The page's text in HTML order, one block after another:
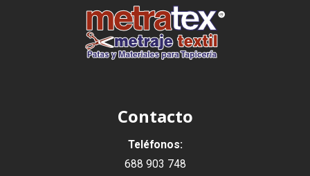
Contacto
Teléfonos:
688 903 748